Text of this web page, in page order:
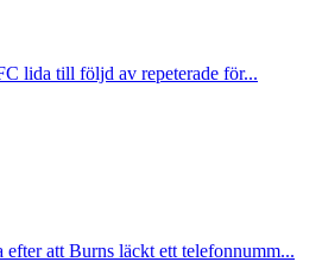
lida till följd av repeterade för...
att Burns läckt ett telefonnumm...